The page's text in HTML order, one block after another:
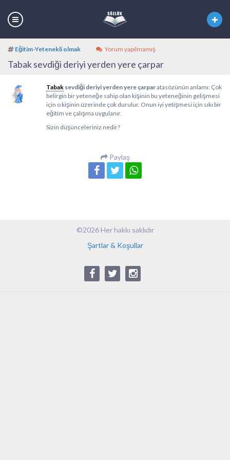
Eğitim-Yetenekli olmak Yorum yapılmamış
Tabak sevdiği deriyi yerden yere çarpar
Tabaksevdiği deriyi yerden yere çarparatasözünün anlamı: Çok
belirgin bir yeteneğe sahip olan kişinin bu yeteneğinin gelişmesi
için o kişinin üzerinde çok durulur. Onun iyi yetişmesi için sıkı bir
eğitim ve çalışma uygulanır.
Sizin düşünceleriniz nedir?
Paylaş
©2026 Her hakkı saklıdır
Şartlar & Koşullar